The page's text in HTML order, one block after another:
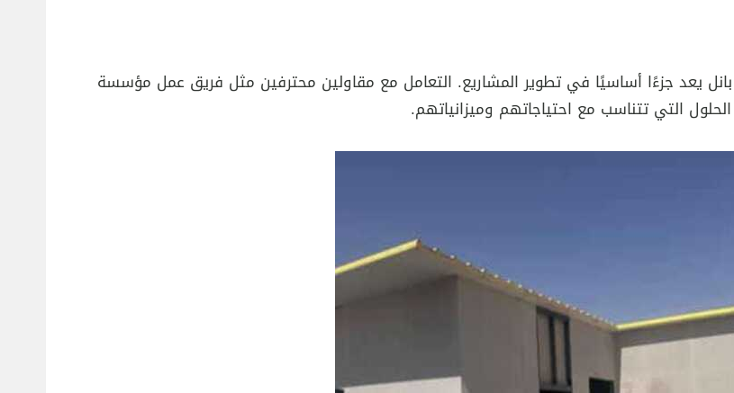
يعد جزءًا أساسيًا في تطوير المشاريع. التعامل مع مقاولين محترفين مثل فريق عمل مؤسسة
التي تتناسب مع احتياجاتهم وميزانياتهم.